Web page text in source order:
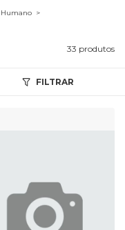
>
33 produtos
FILTRAR